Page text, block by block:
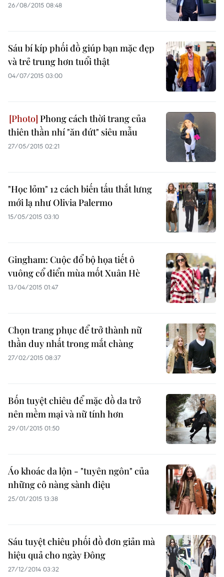
26/08/2015 08:48
Sáu bí kíp phối đồ giúp bạn mặc đẹp
và trẻ trung hơn tuổi thật
04/07/2015 03:00
Phong cách thời trang của
thiên thần nhí "ăn đứt" siêu mẫu
27/05/2015 02:21
"Học lỏm" 12 cách biến tấu thắt lưng
mới lạ như Olivia Palermo
15/05/2015 03:10
Gingham: Cuộc đổ bộ họa tiết ô
vuông cổ điển mùa mốt Xuân Hè
13/04/2015 01:47
Chọn trang phục để trở thành nữ
thần duy nhất trong mắt chàng
27/02/2015 08:37
Bốn tuyệt chiêu để mặc đồ da trở
nên mềm mại và nữ tính hơn
29/01/2015 01:50
Áo khoác da lộn - "tuyên ngôn" của
những cô nàng sành điệu
25/01/2015 13:38
Sáu tuyệt chiêu phối đồ đơn giản mà
hiệu quả cho ngày Đông
27/12/2014 03:32